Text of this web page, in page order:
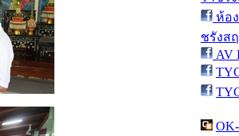
ห้อ
ชรังส
AV